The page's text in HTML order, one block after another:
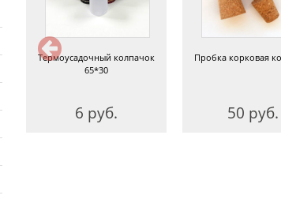
Термоусадочный колпачок
65*30
6 руб.
Пробка корковая
50 руб.